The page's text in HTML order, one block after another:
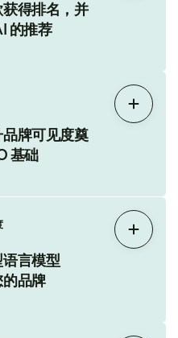
得排名，并
的推荐
品牌可见度奠
基础
展开
言模型
的品牌
展开